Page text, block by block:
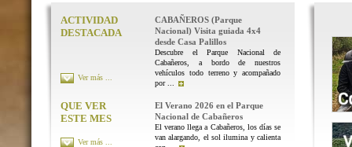
ACTIVIDAD
DESTACADA
CABAÑEROS (Parque
Nacional) Visita guiada 4x4
desde Casa Palillos
Descubre el Parque Nacional de
Cabañeros, a bordo de nuestros
vehículos todo terreno y acompañado
por ...
Ver más ...
QUE VER
ESTE MES
El Verano 2026 en el Parque
Nacional de Cabañeros
El verano llega a Cabañeros, los días se
van alargando, el sol ilumina y calienta
Ver más ...